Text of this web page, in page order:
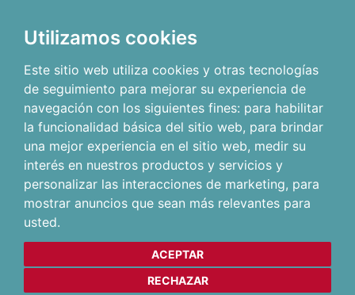
Utilizamos cookies
Este sitio web utiliza cookies y otras tecnologías
de seguimiento para mejorar su experiencia de
navegación con los siguientes fines: para habilitar
la funcionalidad básica del sitio web, para brindar
una mejor experiencia en el sitio web, medir su
interés en nuestros productos y servicios y
personalizar las interacciones de marketing, para
mostrar anuncios que sean más relevantes para
usted.
ACEPTAR
RECHAZAR